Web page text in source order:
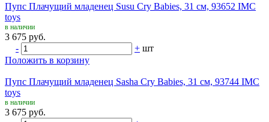
Пупс Плачущий младенец Susu Cry Babies, 31 см, 93652 IMC
toys
в наличии
3 675 руб.
-
+ шт
Положить в корзину
Пупс Плачущий младенец Sasha Cry Babies, 31 см, 93744 IMC
toys
в наличии
3 675 руб.